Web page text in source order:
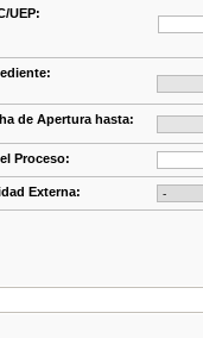
UEP:
de Apertura hasta:
Proceso:
Externa: